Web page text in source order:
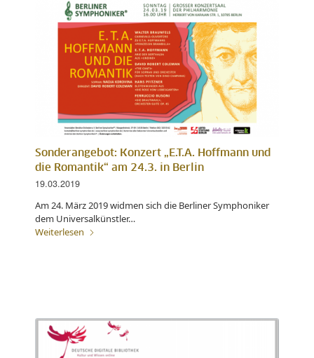
Sonderangebot: Konzert „E.T.A. Hoffmann und
die Romantik“ am 24.3. in Berlin
19.03.2019
Am 24. März 2019 widmen sich die Berliner Symphoniker
dem Universalkünstler…
Weiterlesen